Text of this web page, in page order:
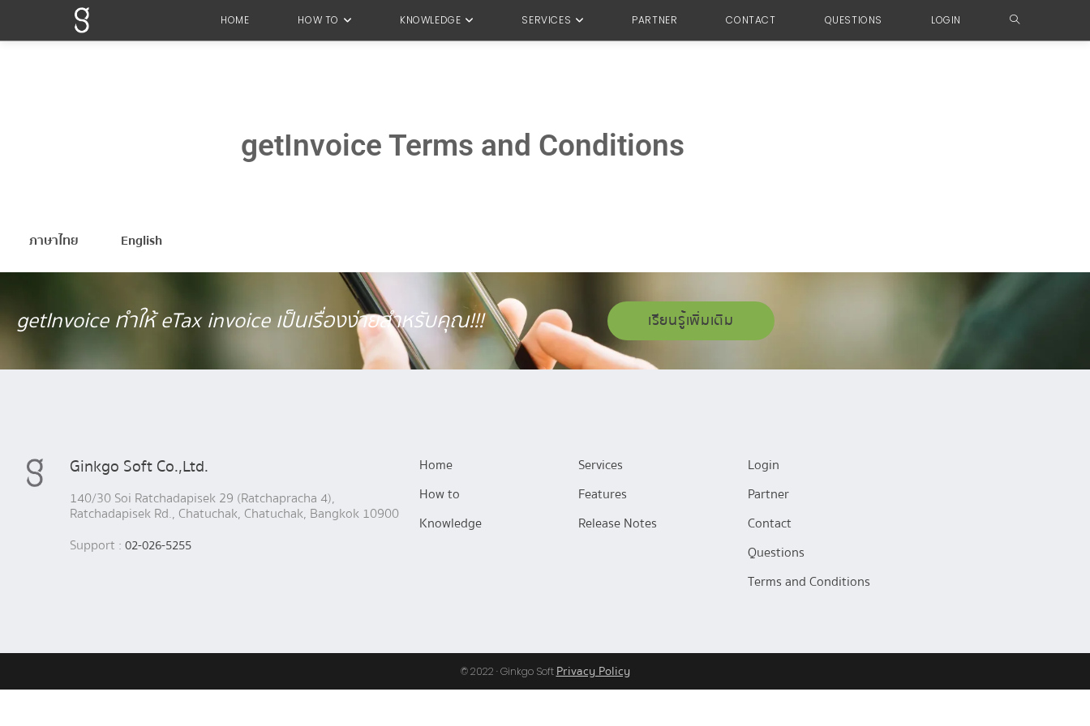
HOME HOW TO KNOWLEDGE SERVICES PARTNER CONTACT QUESTIONS LOGIN
getInvoice Terms and Conditions
ภาษาไทย English
getInvoice ทำให้ eTax invoice เป็นเรื่องง่ายสำหรับคุณ!!! เรียนรู้เพิ่มเติม
Ginkgo Soft Co.,Ltd.
140/30 Soi Ratchadapisek 29 (Ratchapracha 4),
Ratchadapisek Rd., Chatuchak, Chatuchak, Bangkok 10900
Support : 02-026-5255
Home
How to
Knowledge
Services
Features
Release Notes
Login
Partner
Contact
Questions
Terms and Conditions
© 2022 · Ginkgo SoftPrivacy Policy